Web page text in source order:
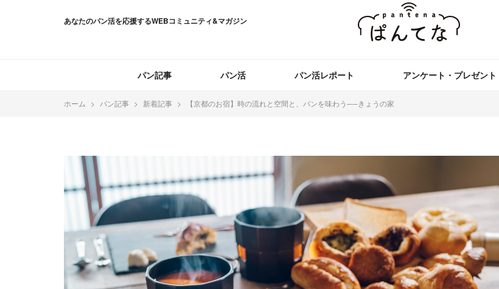
あなたのパン活を応援するWEBコミュニティ&マガジン
パン記事 パン活 パン活レポート アンケート・プレゼント
ホーム パン記事 新着記事 【京都のお宿】時の流れと空間と、パンを味わう──きょうの家